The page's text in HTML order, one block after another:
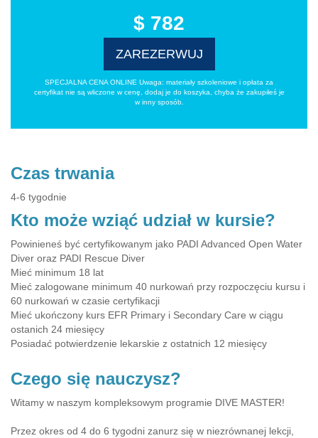
$ 782
ZAREZERWUJ
SPECJALNA CENA ONLINE Uwaga: materiały szkoleniowe i opłata za
certyfikat nie są wliczone w cenę, dodaj je do koszyka, chyba że zakupiłeś je
w inny sposób.
Czas trwania
4-6 tygodnie
Kto może wziąć udział w kursie?
Powinieneś być certyfikowanym jako PADI Advanced Open Water
Diver oraz PADI Rescue Diver
Mieć minimum 18 lat
Mieć zalogowane minimum 40 nurkowań przy rozpoczęciu kursu i
60 nurkowań w czasie certyfikacji
Mieć ukończony kurs EFR Primary i Secondary Care w ciągu
ostanich 24 miesięcy
Posiadać potwierdzenie lekarskie z ostatnich 12 miesięcy
Czego się nauczysz?
Witamy w naszym kompleksowym programie DIVE MASTER!
Przez okres od 4 do 6 tygodni zanurz się w niezrównanej lekcji,